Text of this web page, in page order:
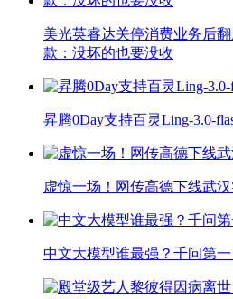
美光英睿达关停消费业务后
款：没坏的也要没收
昇腾0Day支持百灵Ling-3.0-
虚惊一场！网传高德下线武
中文大模型谁最强？千问第一